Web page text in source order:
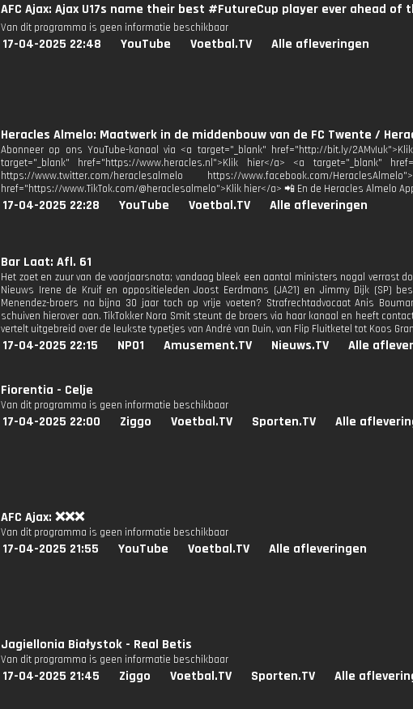
AFC Ajax: Ajax U17s name their best #FutureCup player ever ahead
Van dit programma is geen informatie beschikbaar
17-04-2025 22:48 YouTube Voetbal.TV Alle afleveringen
Heracles Almelo: Maatwerk in de middenbouw van de FC Twente /
Abonneer op ons YouTube-kanaal via <a target="_blank" href="http://bit.ly/
target="_blank" href="https://www.heracles.nl">Klik hier</a> <a target="_blank"
https://www.twitter.com/heraclesalmelo https://www.facebook.com/
href="https://www.TikTok.com/@heraclesalmelo">Klik hier</a> 📲 En de Heracles Almelo
17-04-2025 22:28 YouTube Voetbal.TV Alle afleveringen
Bar Laat: Afl. 61
Het zoet en zuur van de voorjaarsnota; vandaag bleek een aantal ministers nogal verrast
Nieuws Irene de Kruif en oppositieleden Joost Eerdmans (JA21) en Jimmy Dijk (SP)
Menendez-broers na bijna 30 jaar toch op vrije voeten? Strafrechtadvocaat Anis
schuiven hierover aan. TikTokker Nora Smit steunt de broers via haar kanaal en heeft
vertelt uitgebreid over de leukste typetjes van André van Duin, van Flip Fluitketel tot Koos
17-04-2025 22:15 NPO1 Amusement.TV Nieuws.TV Alle
Fiorentia - Celje
Van dit programma is geen informatie beschikbaar
17-04-2025 22:00 Ziggo Voetbal.TV Sporten.TV Alle
AFC Ajax: ❌❌❌
Van dit programma is geen informatie beschikbaar
17-04-2025 21:55 YouTube Voetbal.TV Alle afleveringen
Jagiellonia Białystok - Real Betis
Van dit programma is geen informatie beschikbaar
17-04-2025 21:45 Ziggo Voetbal.TV Sporten.TV Alle